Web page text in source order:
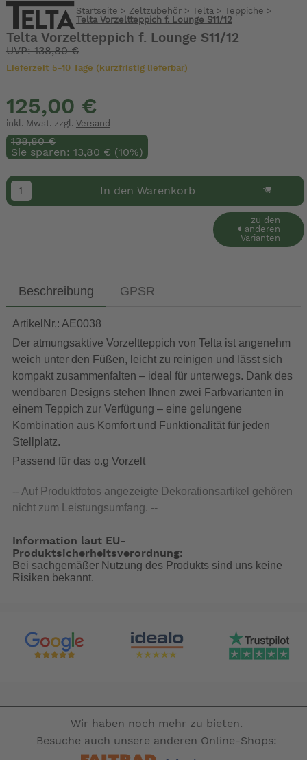
Startseite > Zeltzubehör> Telta> Teppiche >
Telta Vorzeltteppich f. Lounge S11/12
Telta Vorzeltteppich f. Lounge S11/12
UVP: 138,80 €
Lieferzeit 5-10 Tage (kurzfristig lieferbar)
125,00 €
inkl. Mwst. zzgl. Versand
138,80 €
Sie sparen: 13,80 € (10%)
In den Warenkorb
zu den
anderen
Varianten
Beschreibung GPSR
ArtikelNr.: AE0038
Der atmungsaktive Vorzeltteppich von Telta ist angenehm
weich unter den Füßen, leicht zu reinigen und lässt sich
kompakt zusammenfalten – ideal für unterwegs. Dank des
wendbaren Designs stehen Ihnen zwei Farbvarianten in
einem Teppich zur Verfügung – eine gelungene
Kombination aus Komfort und Funktionalität für jeden
Stellplatz.
Passend für das o.g Vorzelt
-- Auf Produktfotos angezeigte Dekorationsartikel gehören
nicht zum Leistungsumfang. --
Information laut EU-
Produktsicherheitsverordnung:
Bei sachgemäßer Nutzung des Produkts sind uns keine
Risiken bekannt.
Wir haben noch mehr zu bieten.
Besuche auch unsere anderen Online-Shops: